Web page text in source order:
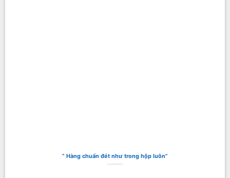
” Hàng chuẩn đét như trong hộp luôn”